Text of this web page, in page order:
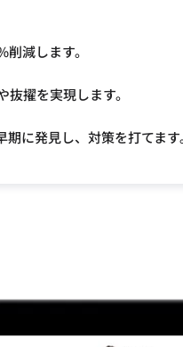
減します。
擢を実現します。
期に発見し、対策を打てます